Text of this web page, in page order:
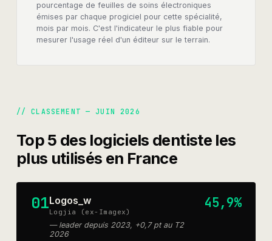
pourcentage de feuilles de soins électroniques
émises par chaque progiciel pour cette spécialité,
mois par mois. C'est l'indicateur le plus fiable pour
mesurer l'usage réel d'un éditeur sur le terrain.
// CLASSEMENT —JUIN 2026
Top 5 des logiciels dentisteles
plus utilisés en France
01Logos_w
Logjia (ex-Imagex)
— leader depuis 2023, +0,7 pt au T2
2026
45,9%